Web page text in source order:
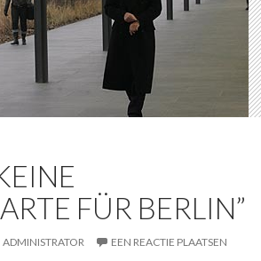
FÜR BERLIN”
ADMINISTRATOR EEN REACTIE PLAATSEN